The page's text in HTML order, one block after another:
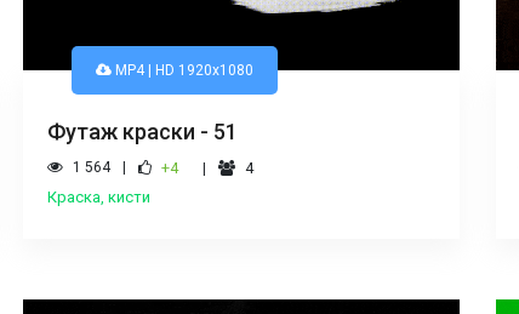
MP4 | HD 1920x1080
Футаж краски - 51
1 564 +4
4
Краска, кисти